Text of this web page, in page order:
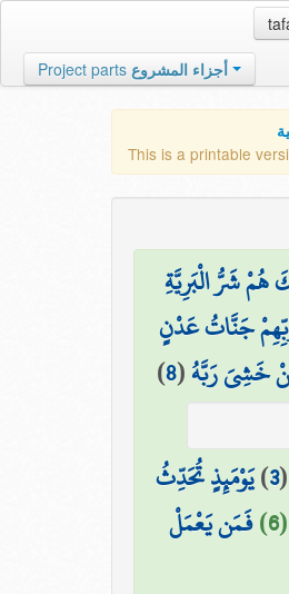
Project parts أجزاء المشروع
This is a printable
هُمْ شَرُّ الْبَرِيَّةِ
جَنَّاتُ عَدْنٍ
خَشِيَ رَبَّهُ(
8
)
(
3
)يَوْمَئِذٍ تُحَدِّثُ
فَمَن يَعْمَلْ